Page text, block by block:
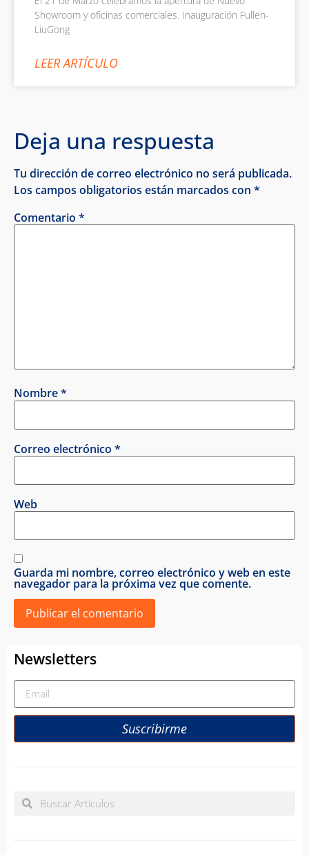
Showroom y oficinas comerciales. Inauguración Fullen-
LiuGong
LEER ARTÍCULO
Deja una respuesta
Tu dirección de correo electrónico no será publicada.
Los campos obligatorios están marcados con *
Comentario *
Nombre*
Correo electrónico *
Web
Guarda mi nombre, correo electrónico y web en este
navegador para la próxima vez que comente.
Newsletters
Suscribirme